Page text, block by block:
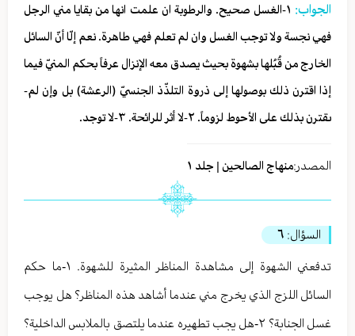
الجواب:
١-الغسل صحيح. والرطوبة ان علمت انها من بقايا مني الرجل
فهي نجسة ولا توجب الغسل وان لم تعلم فهي طاهرة. نعم إلّا أنّ السائل
الخارج من قُبُلها بشهوة بحيث يصدق معه الإنزال عرفاً بحكم المنيّ فيما
إذا اقترن ذلك بوصولها إلى ذروة التلذّذ الجنسيّ (الرعشة) بل وإن لم­
ىقترن بذلك على الأحوط لزوماً. ٢-لا أثر للرائحة. ٣-لا توجد.
المصدر:منهاج الصالحين | جلد ١
السؤال: ٦
تدفعني الشهوة إلى مشاهدة المناظر المثيرة للشهوة. ١-ما حكم
السائل اللزج الذي يخرج مني عندما أشاهد هذه المناظر؟ هل يوجب
غسل الجنابة؟ ٢-هل يجب تطهيره عندما يلتصق بالملابس الداخلية؟